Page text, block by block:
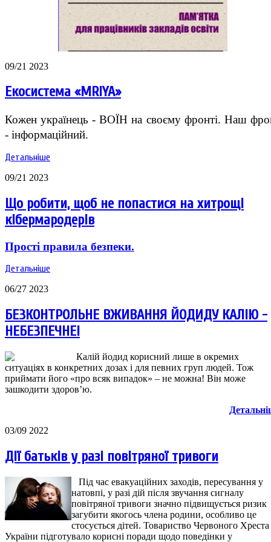
09/21 2023
Екосистема «MRIYA»
Кожен українець - ВОЇН на своєму фронті. Наш
- інформаційний.
Детальніше
09/21 2023
Що робити, щоб не попастися на хитрощі
кібермародерів
Прості правила безпеки.
Детальніше
06/27 2023
БЕЗКОНТРОЛЬНЕ ВЖИВАННЯ ЙОДИДУ КАЛІЮ -
НЕБЕЗПЕЧНЕ!
Калій йодид корисний лише в окремих
ситуаціях в конкретних дозах і для певних груп людей. Тож
приймати його «про всяк випадок» – не можна! Він може
зашкодити здоров’ю.
03/09 2022
Дії батьків у разі повітряної тривоги
Під час евакуаційних заходів, пересування у
натовпі, у разі дій після звучання сигналу
повітряної тривоги значно підвищується ризик
загубити якогось члена родини, особливо це
стосується дітей. Товариство Червоного Хреста
України підготувало корисні поради щодо поведінки у